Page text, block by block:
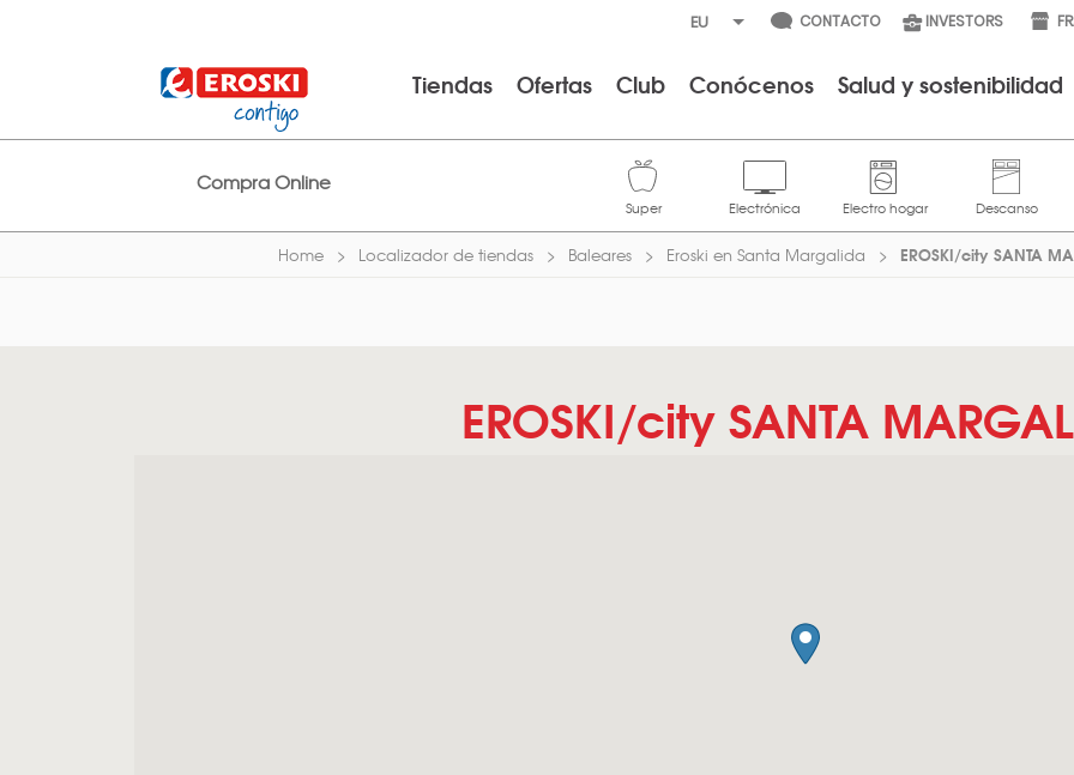
CONTACTO INVESTORS
Tiendas Ofertas Club Conócenos Salud y sostenibilidad
Compra Online
Home Localizador de tiendas Baleares Eroski en Santa Margalida EROSKI/city SANTA
EROSKI/city SANTA